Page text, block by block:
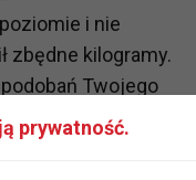
i nie
zbędne kilogramy.
Twojego
kilka
co w końcu
prywatność.